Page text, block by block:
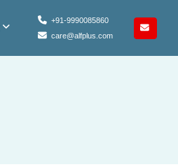
+91-9990085860
care@alfplus.com